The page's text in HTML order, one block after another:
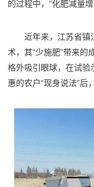
的过程中，“化肥减量
近年来，江苏省镇
术，其“少施肥”带来的
格外吸引眼球，在试验
惠的农户“现身说法”后